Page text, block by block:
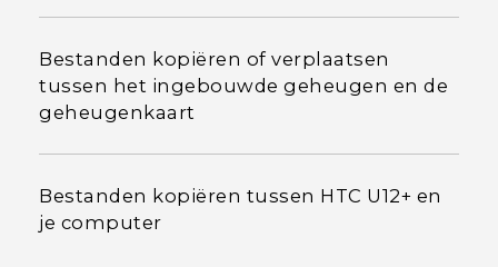
Bestanden kopiëren of verplaatsen
tussen het ingebouwde geheugen en de
geheugenkaart
Bestanden kopiëren tussen HTC U12+‍ en
je computer